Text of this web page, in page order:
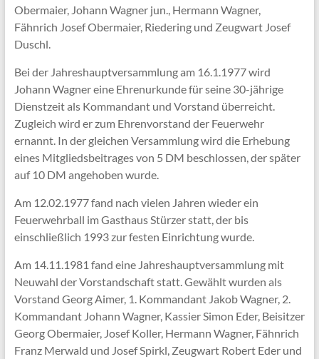
Obermaier, Johann Wagner jun., Hermann Wagner,
Fähnrich Josef Obermaier, Riedering und Zeugwart Josef
Duschl.
Bei der Jahreshauptversammlung am 16.1.1977 wird
Johann Wagner eine Ehrenurkunde für seine 30-jährige
Dienstzeit als Kommandant und Vorstand überreicht.
Zugleich wird er zum Ehrenvorstand der Feuerwehr
ernannt. In der gleichen Versammlung wird die Erhebung
eines Mitgliedsbeitrages von 5 DM beschlossen, der später
auf 10 DM angehoben wurde.
Am 12.02.1977 fand nach vielen Jahren wieder ein
Feuerwehrball im Gasthaus Stürzer statt, der bis
einschließlich 1993 zur festen Einrichtung wurde.
Am 14.11.1981 fand eine Jahreshauptversammlung mit
Neuwahl der Vorstandschaft statt. Gewählt wurden als
Vorstand Georg Aimer, 1. Kommandant Jakob Wagner, 2.
Kommandant Johann Wagner, Kassier Simon Eder, Beisitzer
Georg Obermaier, Josef Koller, Hermann Wagner, Fähnrich
Franz Merwald und Josef Spirkl, Zeugwart Robert Eder und